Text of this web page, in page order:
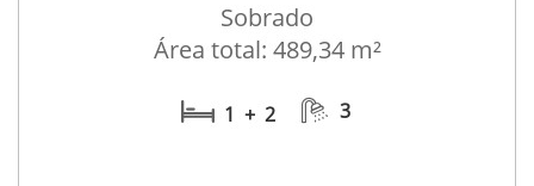
Sobrado
Área total: 489,34 m²
1 + 2 3